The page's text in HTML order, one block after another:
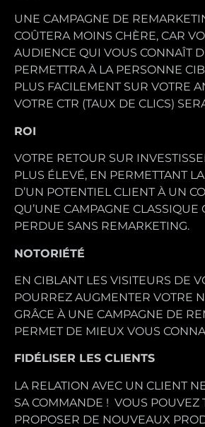
UNE CAMPAGNE DE
COÛTERA MOINS CHÈRE, CAR
AUDIENCE QUI VOUS CONNAÎT
PERMETTRA À LA PERSONNE
PLUS FACILEMENT SUR VOTRE
VOTRE CTR (TAUX DE CLICS)
ROI
VOTRE RETOUR SUR
PLUS ÉLEVÉ, EN PERMETTANT
D’UN POTENTIEL CLIENT À UN
QU’UNE CAMPAGNE CLASSIQUE
PERDUE SANS REMARKETING.
NOTORIÉTÉ
EN CIBLANT LES VISITEURS DE
POURREZ AUGMENTER VOTRE
GRÂCE À UNE CAMPAGNE DE
PERMET DE MIEUX VOUS
FIDÉLISER LES CLIENTS
LA RELATION AVEC UN CLIENT
SA COMMANDE ! VOUS POUVEZ
PROPOSER DE NOUVEAUX